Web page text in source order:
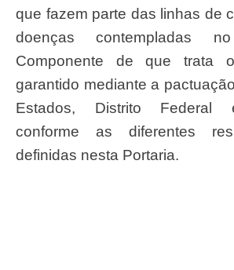
que fazem parte das linhas de
doenças contempladas
Componente de que trata
garantido mediante a
Estados, Distrito Federal
conforme as diferentes
definidas nesta Portaria.